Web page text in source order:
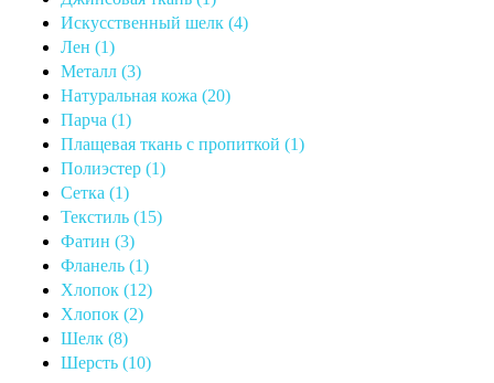
Искусственный шелк (4)
Лен (1)
Металл (3)
Натуральная кожа (20)
Парча (1)
Плащевая ткань с пропиткой (1)
Полиэстер (1)
Сетка (1)
Текстиль (15)
Фатин (3)
Фланель (1)
Хлопок (12)
Хлопок (2)
Шелк (8)
Шерсть (10)